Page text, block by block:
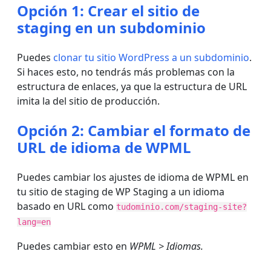
Opción 1: Crear el sitio de
staging en un subdominio
Puedes clonar tu sitio WordPress a un subdominio.
Si haces esto, no tendrás más problemas con la
estructura de enlaces, ya que la estructura de URL
imita la del sitio de producción.
Opción 2: Cambiar el formato de
URL de idioma de WPML
Puedes cambiar los ajustes de idioma de WPML en
tu sitio de staging de WP Staging a un idioma
basado en URL como tudominio.com/staging-site?
lang=en
Puedes cambiar esto en WPML > Idiomas.